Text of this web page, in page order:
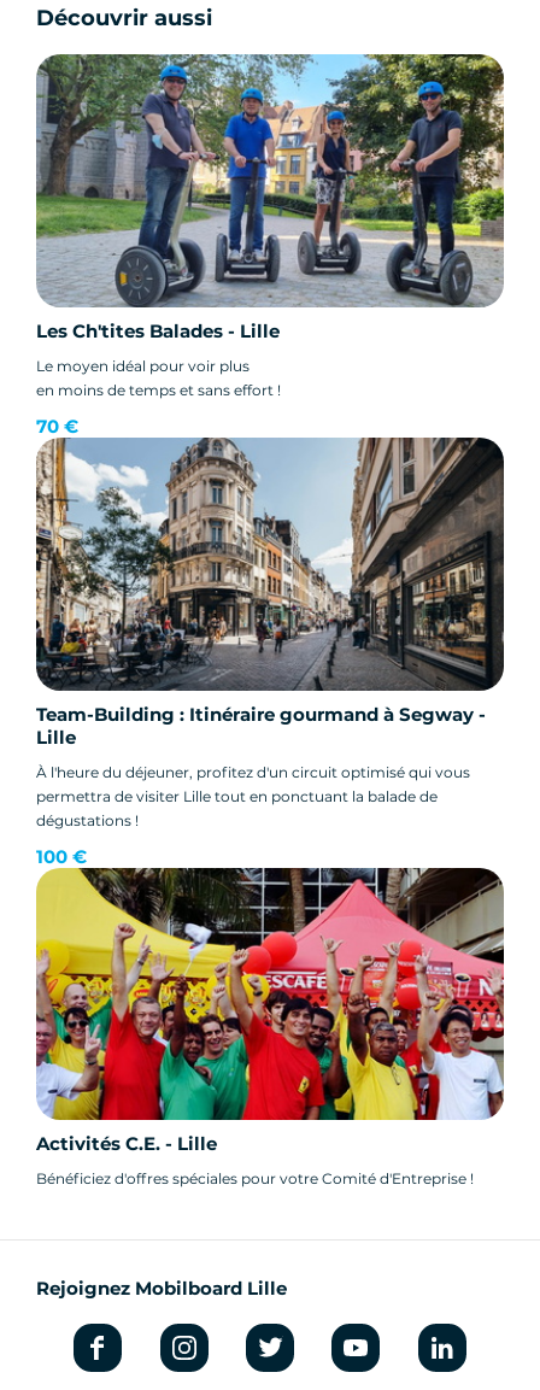
Découvrir aussi
Les Ch'tites Balades - Lille
Le moyen idéal pour voir plus
en moins de temps et sans effort !
70 €
Team-Building : Itinéraire gourmand à Segway -
Lille
À l'heure du déjeuner, profitez d'un circuit optimisé qui vous
permettra de visiter Lille tout en ponctuant la balade de
dégustations !
100 €
Activités C.E. - Lille
Bénéficiez d'offres spéciales pour votre Comité d'Entreprise !
Rejoignez Mobilboard Lille